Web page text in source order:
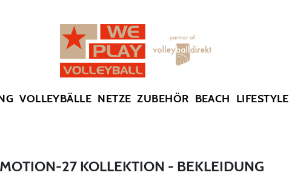
VOLLEYBÄLLE NETZE ZUBEHÖR BEACH LIFESTYLE
27 KOLLEKTION - BEKLEIDUNG